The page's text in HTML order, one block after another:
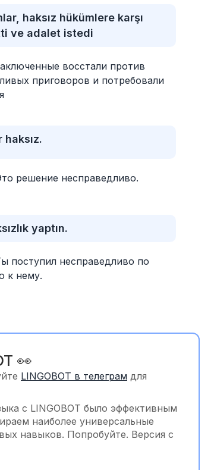
haksız hükümlere karşı
ve adalet istedi
восстали против
приговоров и потребовали
haksız.
решение несправедливо.
yaptın.
поступил несправедливо по
к нему.
👀
LINGOBOT в телеграм для
с LINGOBOT было эффективным
наиболее универсальные
навыков. Попробуйте. Версия с